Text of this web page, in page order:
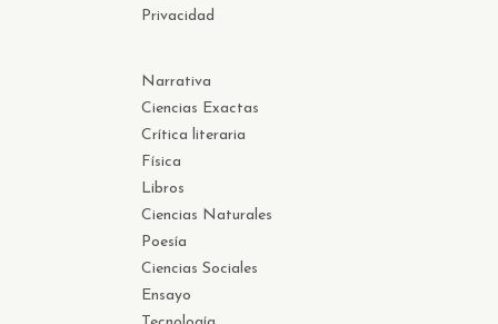
Privacidad
Narrativa
Ciencias Exactas
Crítica literaria
Física
Libros
Ciencias Naturales
Poesía
Ciencias Sociales
Ensayo